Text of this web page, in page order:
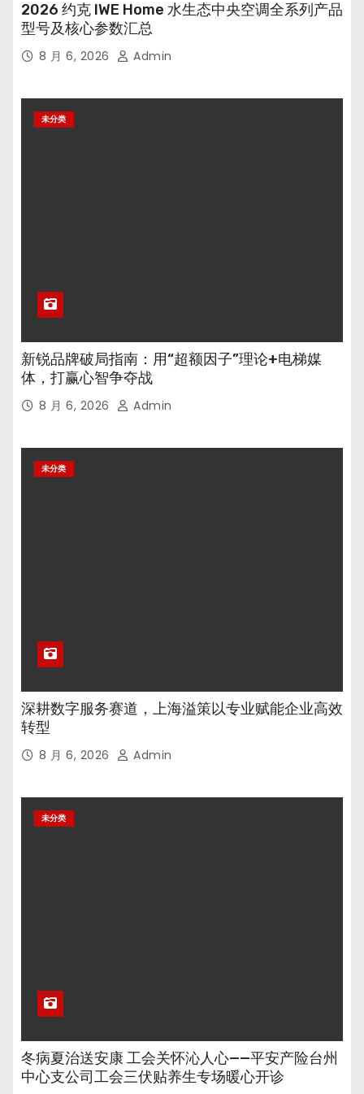
2026 约克 IWE Home 水生态中央空调全系列产品
型号及核心参数汇总
8 月 6, 2026 Admin
未分类
新锐品牌破局指南：用“超额因子”理论+电梯媒
体，打赢心智争夺战
8 月 6, 2026 Admin
未分类
深耕数字服务赛道，上海溢策以专业赋能企业高效
转型
8 月 6, 2026 Admin
未分类
冬病夏治送安康 工会关怀沁人心——平安产险台州
中心支公司工会三伏贴养生专场暖心开诊